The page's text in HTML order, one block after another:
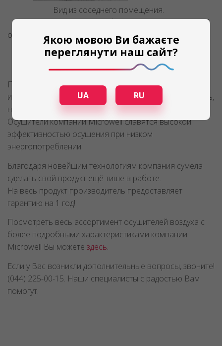
Вид из соседнего помещения.
Вид из помещения с бассейном перед очисткой
отверстий.
Производитель конструктивно подошел к этой
инновации и сумел дать потребителю эту возможность,
не испортив сам дизайн.
Осушители компании Microwell славятся высокой
эффективностью осушения при низком
энергопотреблении.
Благодаря новейшим технологиям компания сумела
сделать свой продукт ещё тише в работе.
На весь продукт производитель предоставляет
гарантию на 1 год!
Посмотреть весь ассортимент осушителей воздуха с
более подробными характеристиками компании
Microwell Вы можете здесь.
Если у Вас возникли дополнительные вопросы, звоните!
(044) 225-00-15. Наши специалисты с радостью Вам
помогут.
Якою мовою Ви бажаєте
переглянути наш сайт?
UA RU